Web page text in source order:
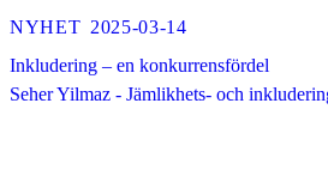
NYHET 2025-03-14
Inkludering – en konkurrensfördel
Seher Yilmaz - Jämlikhets- och